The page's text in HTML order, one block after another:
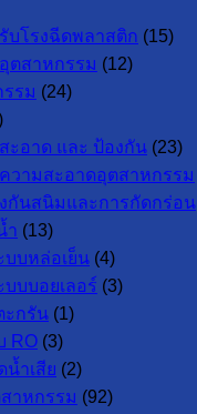
โรงฉีดพลาสติก (15)
ตสาหกรรม (12)
รรม (24)
ะอาด และ ป้องกัน (23)
วามสะอาดอุตสาหกรรม
กันสนิมและการกัดกร่อน
ำ (13)
บบหล่อเย็น (4)
บบบอยเลอร์ (3)
ะกรัน (1)
RO (3)
น้ำเสีย (2)
าหกรรม (92)